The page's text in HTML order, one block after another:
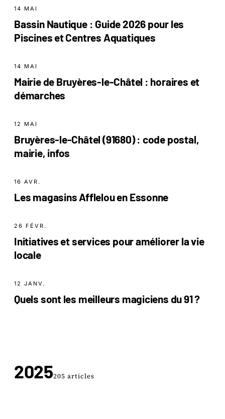
14 MAI
Bassin Nautique : Guide 2026 pour les
Piscines et Centres Aquatiques
14 MAI
Mairie de Bruyères-le-Châtel : horaires et
démarches
12 MAI
Bruyères-le-Châtel (91680) : code postal,
mairie, infos
16 AVR.
Les magasins Afflelou en Essonne
26 FÉVR.
Initiatives et services pour améliorer la vie
locale
12 JANV.
Quels sont les meilleurs magiciens du 91 ?
2025205 articles